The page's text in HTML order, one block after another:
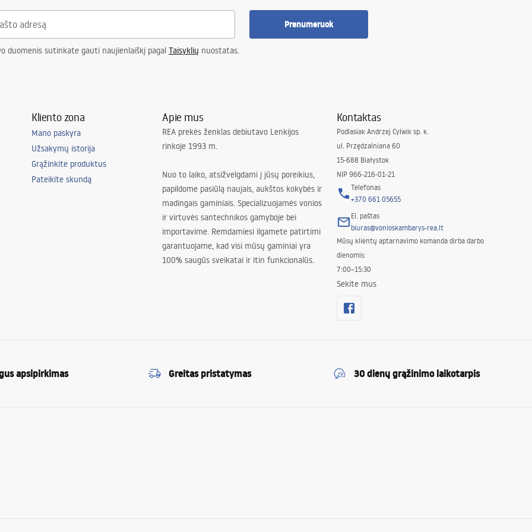
stiliaus interjerams.
lengvesnis ir erdvesnis.
pasirinkimas?
grindų užliejimo riziką. Žemas variantas tinka moderniems interjerams, o aukštas padėklas suteikia daugiau komforto ir apsaugą nuo šaltų grindų.
modelį, pritaikytą jūsų vonios kambario dydžiui, stiliui ir techninėms galimybėms. Vienoje vietoje rasite sprendimus, kurie padės sutaupyti vietos ir
renovacijos metu.
pažeidimams ir temperatūros pokyčiams.
Prenumeruok
duomenis sutinkate gauti naujienlaiškį pagal Taisyklių nuostatas.
Kliento zona
Mano paskyra
Užsakymų istorija
Grąžinkite produktus
Pateikite skundą
Apie mus
REA prekės ženklas debiutavo Lenkijos
rinkoje 1993 m.
Nuo to laiko, atsižvelgdami į jūsų poreikius,
papildome pasiūlą naujais, aukštos kokybės ir
madingais gaminiais. Specializuojamės vonios
ir virtuvės santechnikos gamyboje bei
importavime. Remdamiesi ilgamete patirtimi
garantuojame, kad visi mūsų gaminiai yra
100% saugūs sveikatai ir itin funkcionalūs.
Kontaktas
Podlasiak Andrzej Cylwik sp. k.
ul. Przędzalniana 60
15-688 Białystok
NIP 966-216-01-21
Telefonas
+370 661 05655
El. paštas
biuras@vonioskambarys-rea.lt
Mūsų klientų aptarnavimo komanda dirba darbo
dienomis:
7:00–15:30
Sekite mus
apsipirkimas Greitas pristatymas 30 dienų grąžinimo laikotarpis